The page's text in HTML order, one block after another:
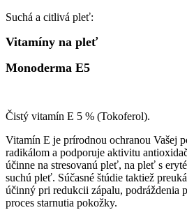
Suchá a citlivá pleť:
Vitamíny na pleť
Monoderma E5
Čistý vitamín E 5 % (Tokoferol).
Vitamín E je prírodnou ochranou Vašej
radikálom a podporuje aktivitu
účinne na stresovanú pleť, na pleť s
suchú pleť. Súčasné štúdie taktiež
účinný pri redukcii zápalu, podráždenia
proces starnutia pokožky.